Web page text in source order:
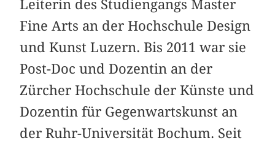
Leiterin des Studiengangs Master
Fine Arts an der Hochschule Design
und Kunst Luzern. Bis 2011 war sie
Post-Doc und Dozentin an der
Zürcher Hochschule der Künste und
Dozentin für Gegenwartskunst an
der Ruhr-Universität Bochum. Seit